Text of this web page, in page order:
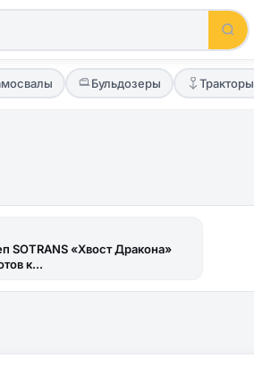
Бульдозеры Тракторы
SOTRANS «Хвост Дракона»
к...